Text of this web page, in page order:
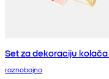
Set za dekoraciju
raznobojno